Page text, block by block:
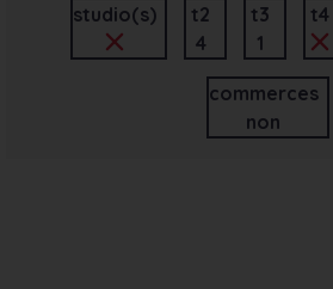
studio(s)
t2
4
t3
1
t4
commerces
non